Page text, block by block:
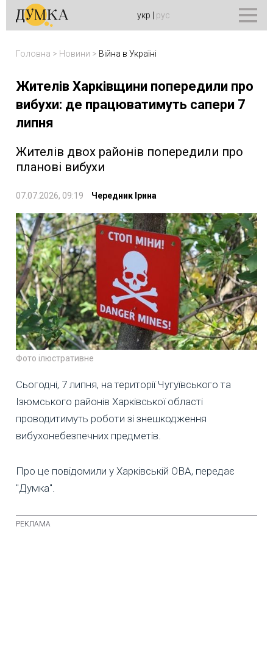
укр рус
Головна > Новини > Війна в Україні
Жителів Харківщини попередили про
вибухи: де працюватимуть сапери 7
липня
Жителів двох районів попередили про
планові вибухи
07.07.2026, 09:19 Чередник Ірина
Фото ілюстративне
Сьогодні, 7 липня, на території Чугуївського та
Ізюмського районів Харківської області
проводитимуть роботи зі знешкодження
вибухонебезпечних предметів.
Про це повідомили у Харківській ОВА, передає
"Думка".